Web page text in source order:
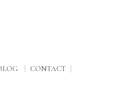
CONTACT